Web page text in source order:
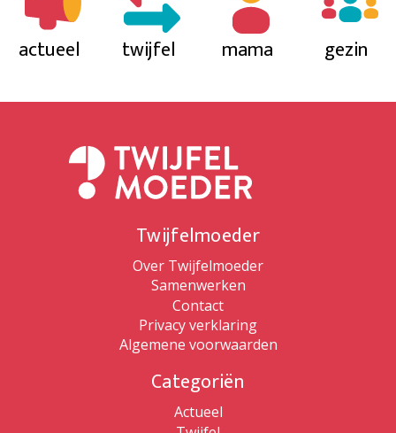
actueel twijfel mama gezin
Twijfelmoeder
Over Twijfelmoeder
Samenwerken
Contact
Privacy verklaring
Algemene voorwaarden
Categoriën
Actueel